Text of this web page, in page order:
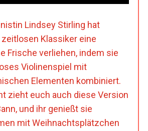
Lindsey Stirling hat
Klassiker eine
Frische verliehen, indem sie
Violinenspiel mit
Elementen kombiniert.
zieht euch auch diese Version
und ihr genießt sie
mit Weihnachtsplätzchen